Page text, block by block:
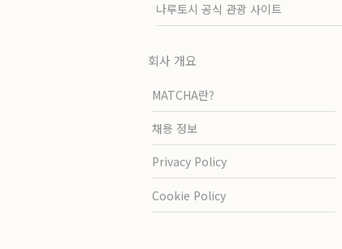
나루토시 공식 관광 사이트
회사 개요
MATCHA란?
채용 정보
Privacy Policy
Cookie Policy